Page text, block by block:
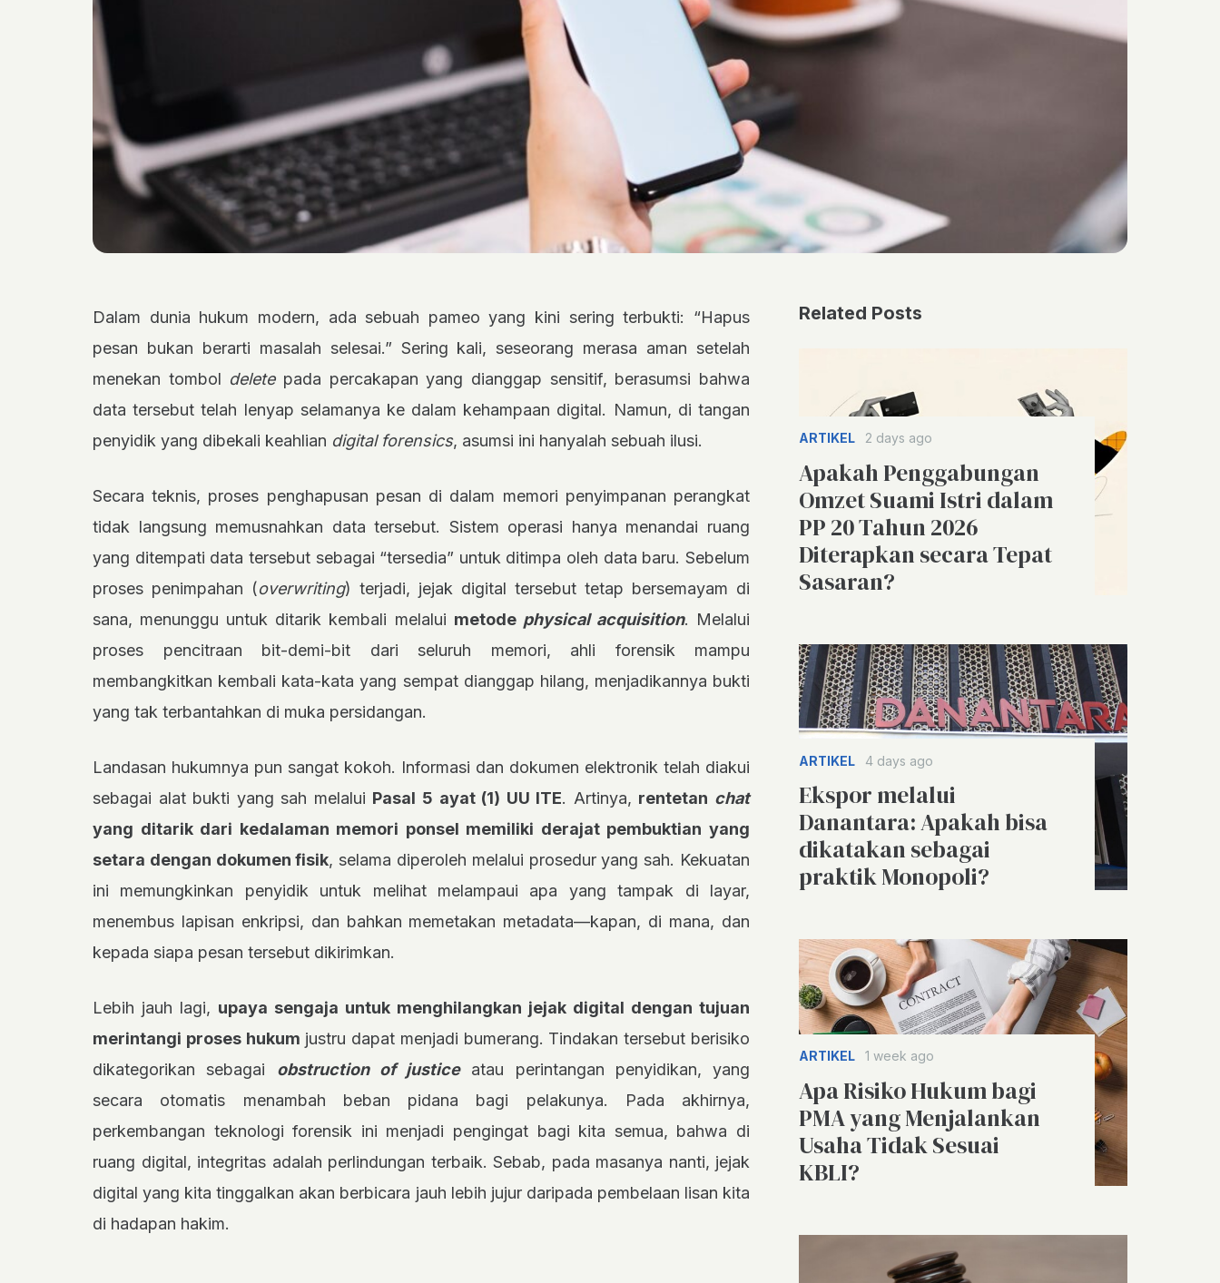
Dalam dunia hukum modern, ada sebuah pameo yang kini sering terbukti: “Hapus
pesan bukan berarti masalah selesai.” Sering kali, seseorang merasa aman setelah
menekan tombol deletepada percakapan yang dianggap sensitif, berasumsi bahwa
data tersebut telah lenyap selamanya ke dalam kehampaan digital. Namun, di tangan
penyidik yang dibekali keahlian digital forensics, asumsi ini hanyalah sebuah ilusi.
Secara teknis, proses penghapusan pesan di dalam memori penyimpanan perangkat
tidak langsung memusnahkan data tersebut. Sistem operasi hanya menandai ruang
yang ditempati data tersebut sebagai “tersedia” untuk ditimpa oleh data baru. Sebelum
proses penimpahan (overwriting) terjadi, jejak digital tersebut tetap bersemayam di
sana, menunggu untuk ditarik kembali melalui metode physical acquisition. Melalui
proses pencitraan bit-demi-bit dari seluruh memori, ahli forensik mampu
membangkitkan kembali kata-kata yang sempat dianggap hilang, menjadikannya bukti
yang tak terbantahkan di muka persidangan.
Landasan hukumnya pun sangat kokoh. Informasi dan dokumen elektronik telah diakui
sebagai alat bukti yang sah melalui Pasal 5 ayat (1) UU ITE. Artinya, rentetan chat
yang ditarik dari kedalaman memori ponsel memiliki derajat pembuktian yang
setara dengan dokumen fisik, selama diperoleh melalui prosedur yang sah. Kekuatan
ini memungkinkan penyidik untuk melihat melampaui apa yang tampak di layar,
menembus lapisan enkripsi, dan bahkan memetakan metadata—kapan, di mana, dan
kepada siapa pesan tersebut dikirimkan.
Lebih jauh lagi, upaya sengaja untuk menghilangkan jejak digital dengan tujuan
merintangi proses hukum justru dapat menjadi bumerang. Tindakan tersebut berisiko
dikategorikan sebagai obstruction of justiceatau perintangan penyidikan, yang
secara otomatis menambah beban pidana bagi pelakunya. Pada akhirnya,
perkembangan teknologi forensik ini menjadi pengingat bagi kita semua, bahwa di
ruang digital, integritas adalah perlindungan terbaik. Sebab, pada masanya nanti, jejak
digital yang kita tinggalkan akan berbicara jauh lebih jujur daripada pembelaan lisan kita
di hadapan hakim.
Related Posts
ARTIKEL 2 days ago
Apakah Penggabungan
Omzet Suami Istri dalam
PP 20 Tahun 2026
Diterapkan secara Tepat
Sasaran?
ARTIKEL 4 days ago
Ekspor melalui
Danantara: Apakah bisa
dikatakan sebagai
praktik Monopoli?
ARTIKEL 1 week ago
Apa Risiko Hukum bagi
PMA yang Menjalankan
Usaha Tidak Sesuai
KBLI?